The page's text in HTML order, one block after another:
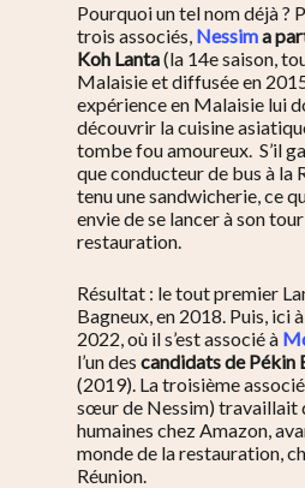
Pourquoi un tel nom déjà ?
trois associés, Nessima
Koh Lanta(la 14e saison,
Malaisie et diffusée en
expérience en Malaisie lui
découvrir la cuisine
tombe fou amoureux. S’il
que conducteur de bus à la
tenu une sandwicherie, ce
envie de se lancer à son
restauration.
Résultat : le tout premier
Bagneux, en 2018. Puis, ici
2022, où il s’est associé à
l’un des candidats de Pékin
(2019). La troisième
sœur de Nessim) travaillait
humaines chez Amazon,
monde de la restauration,
Réunion.